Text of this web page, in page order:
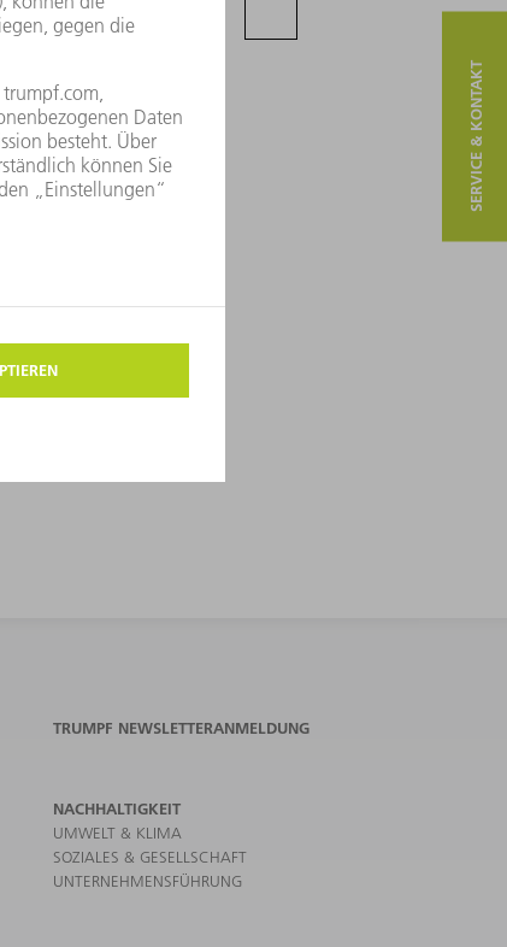
SERVICE & KONTAKT
TRUMPF NEWSLETTERANMELDUNG
NACHHALTIGKEIT
UMWELT & KLIMA
SOZIALES & GESELLSCHAFT
UNTERNEHMENSFÜHRUNG